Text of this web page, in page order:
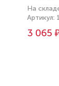
На
Артикул:
3 065